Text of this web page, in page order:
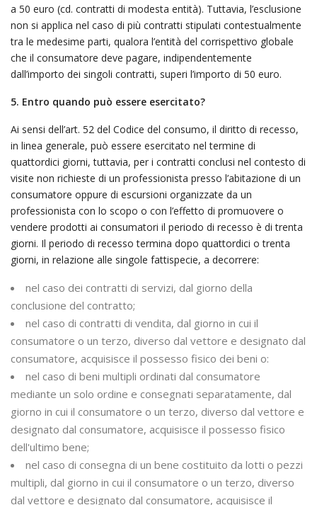
a 50 euro (cd. contratti di modesta entità). Tuttavia, l’esclusione
non si applica nel caso di più contratti stipulati contestualmente
tra le medesime parti, qualora l’entità del corrispettivo globale
che il consumatore deve pagare, indipendentemente
dall’importo dei singoli contratti, superi l’importo di 50 euro.
5. Entro quando può essere esercitato?
Ai sensi dell’art. 52 del Codice del consumo, il diritto di recesso,
in linea generale, può essere esercitato nel termine di
quattordici giorni, tuttavia, per i contratti conclusi nel contesto di
visite non richieste di un professionista presso l’abitazione di un
consumatore oppure di escursioni organizzate da un
professionista con lo scopo o con l’effetto di promuovere o
vendere prodotti ai consumatori il periodo di recesso è di trenta
giorni. Il periodo di recesso termina dopo quattordici o trenta
giorni, in relazione alle singole fattispecie, a decorrere:
nel caso dei contratti di servizi, dal giorno della
conclusione del contratto;
nel caso di contratti di vendita, dal giorno in cui il
consumatore o un terzo, diverso dal vettore e designato dal
consumatore, acquisisce il possesso fisico dei beni o:
nel caso di beni multipli ordinati dal consumatore
mediante un solo ordine e consegnati separatamente, dal
giorno in cui il consumatore o un terzo, diverso dal vettore e
designato dal consumatore, acquisisce il possesso fisico
dell'ultimo bene;
nel caso di consegna di un bene costituito da lotti o pezzi
multipli, dal giorno in cui il consumatore o un terzo, diverso
dal vettore e designato dal consumatore, acquisisce il